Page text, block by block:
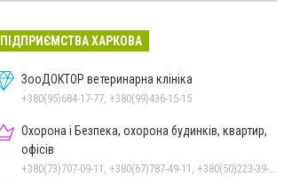
ПІДПРИЄМСТВА ХАРКОВА
ЗооДОКТОР ветеринарна клініка
+380(95)684-17-77, +380(99)436-15-15
Охорона і Безпека, охорона будинків, квартир,
офісів